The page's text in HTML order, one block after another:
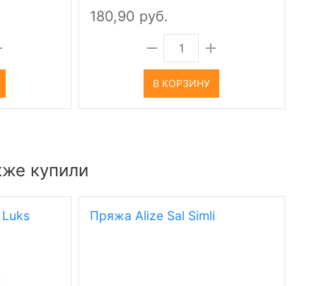
180,90 руб.
В КОРЗИНУ
купили
Пряжа Alize Sal Simli